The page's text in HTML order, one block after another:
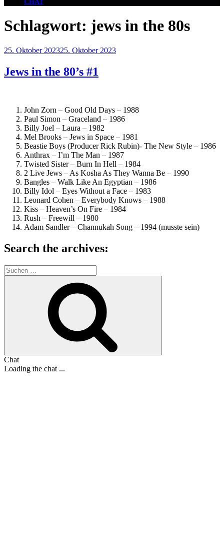
CHAT
Schlagwort: jews in the 80s
Veröffentlicht
25. Oktober 202325. Oktober 2023
Jews in the 80’s #1
John Zorn – Good Old Days – 1988
Paul Simon – Graceland – 1986
Billy Joel – Laura – 1982
Mel Brooks – Jews in Space – 1981
Beastie Boys (Producer Rick Rubin)- The New Style – 1986
Anthrax – I’m The Man – 1987
Twisted Sister – Burn In Hell – 1984
2 Live Jews – As Kosha As They Wanna Be – 1990
Bangles – Walk Like An Egyptian – 1986
Billy Idol – Eyes Without a Face – 1983
Leonard Cohen – Everybody Knows – 1988
Kiss – Heaven’s On Fire – 1984
Rush – Freewill – 1980
Adam Sandler – Channukah Song – 1994 (musste sein)
Search the archives:
Suche
nach:
Chat
Loading the chat ...